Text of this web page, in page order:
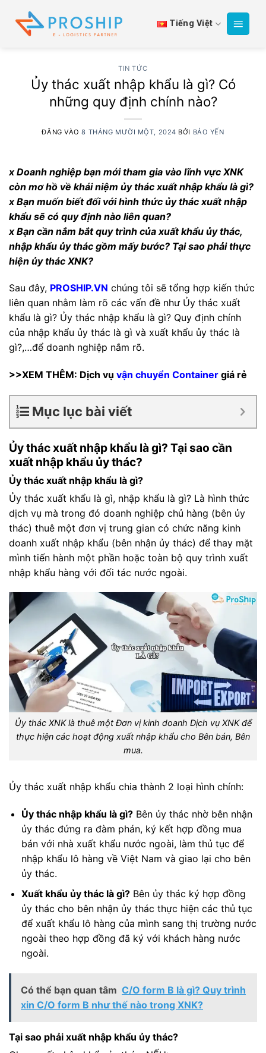
qua
Tiếng Việt
TIN TỨC
Ủy thác xuất nhập khẩu là gì? Có
những quy định chính nào?
ĐĂNG VÀO8 THÁNG MƯỜI MỘT, 2024 BỞI BẢO YẾN
x Doanh nghiệp bạn mới tham gia vào lĩnh vực XNK
còn mơ hồ về khái niệm ủy thác xuất nhập khẩu là gì?
x Bạn muốn biết đối với hình thức ủy thác xuất nhập
khẩu sẽ có quy định nào liên quan?
x Bạn cần nắm bắt quy trình của xuất khẩu ủy thác,
nhập khẩu ủy thác gồm mấy bước? Tại sao phải thực
hiện ủy thác XNK?
Sau đây, PROSHIP.VN chúng tôi sẽ tổng hợp kiến thức
liên quan nhằm làm rõ các vấn đề như Ủy thác xuất
khẩu là gì? Ủy thác nhập khẩu là gì? Quy định chính
của nhập khẩu ủy thác là gì và xuất khẩu ủy thác là
gì?,…để doanh nghiệp nắm rõ.
>>XEM THÊM: Dịch vụ vận chuyển Container giá rẻ
Mục lục bài viết
Ủy thác xuất nhập khẩu là gì? Tại sao cần
xuất nhập khẩu ủy thác?
Ủy thác xuất nhập khẩu là gì?
Ủy thác xuất khẩu là gì, nhập khẩu là gì? Là hình thức
dịch vụ mà trong đó doanh nghiệp chủ hàng (bên ủy
thác) thuê một đơn vị trung gian có chức năng kinh
doanh xuất nhập khẩu (bên nhận ủy thác) để thay mặt
mình tiến hành một phần hoặc toàn bộ quy trình xuất
nhập khẩu hàng với đối tác nước ngoài.
Ủy thác XNK là thuê một Đơn vị kinh doanh Dịch vụ XNK để
thực hiện các hoạt động xuất nhập khẩu cho Bên bán, Bên
mua.
Ủy thác xuất nhập khẩu chia thành 2 loại hình chính:
Ủy thác nhập khẩu là gì?Bên ủy thác nhờ bên nhận
ủy thác đứng ra đàm phán, ký kết hợp đồng mua
bán với nhà xuất khẩu nước ngoài, làm thủ tục để
nhập khẩu lô hàng về Việt Nam và giao lại cho bên
ủy thác.
Xuất khẩu ủy thác là gì?Bên ủy thác ký hợp đồng
ủy thác cho bên nhận ủy thác thực hiện các thủ tục
để xuất khẩu lô hàng của mình sang thị trường nước
ngoài theo hợp đồng đã ký với khách hàng nước
ngoài.
Có thể bạn quan tâm C/O form B là gì? Quy trình
xin C/O form B như thế nào trong XNK?
Tại sao phải xuất nhập khẩu ủy thác?